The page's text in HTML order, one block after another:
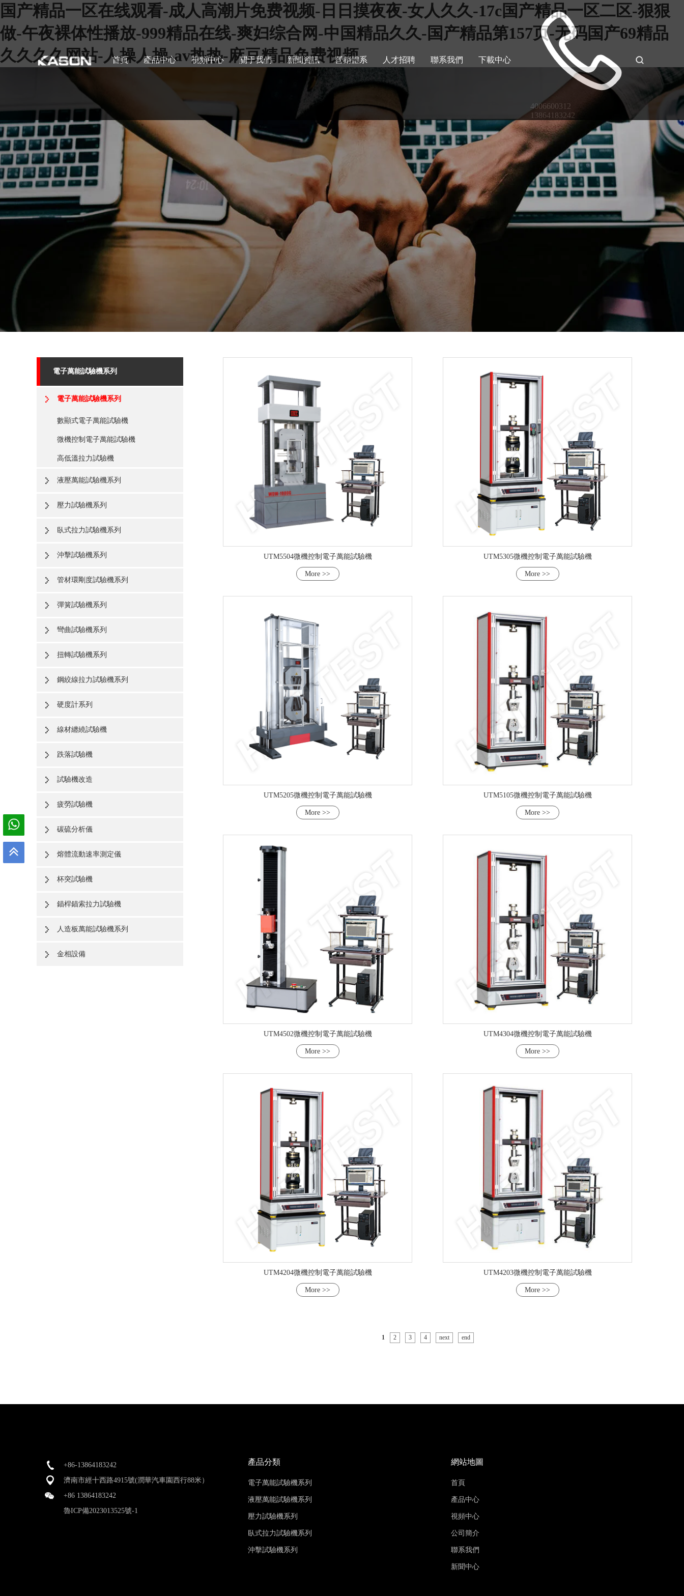
国产精品一区在线观看-成人高潮片免费视频-日日摸夜夜-女人久久-17c国产精品一区二区-狠狠
做-午夜裸体性播放-999精品在线-爽妇综合网-中国精品久久-国产精品第157页-无码国产69精品
久久久久网站-人操人操-av热热-麻豆精品免费视频
首頁 產品中心 視頻中心 關于我們 新聞資訊 營銷體系 人才招聘 聯系我們 下載中心
4006600312
13864183242
電子萬能試驗機系列
電子萬能試驗機系列
數顯式電子萬能試驗機
微機控制電子萬能試驗機
高低溫拉力試驗機
液壓萬能試驗機系列
壓力試驗機系列
臥式拉力試驗機系列
沖擊試驗機系列
管材環剛度試驗機系列
彈簧試驗機系列
彎曲試驗機系列
扭轉試驗機系列
鋼絞線拉力試驗機系列
硬度計系列
線材纏繞試驗機
跌落試驗機
試驗機改造
疲勞試驗機
碳硫分析儀
熔體流動速率測定儀
杯突試驗機
錨桿錨索拉力試驗機
人造板萬能試驗機系列
金相設備
UTM5504微機控制電子萬能試驗機
More >>
UTM5305微機控制電子萬能試驗機
More >>
UTM5205微機控制電子萬能試驗機
More >>
UTM5105微機控制電子萬能試驗機
More >>
UTM4502微機控制電子萬能試驗機
More >>
UTM4304微機控制電子萬能試驗機
More >>
UTM4204微機控制電子萬能試驗機
More >>
UTM4203微機控制電子萬能試驗機
More >>
1 2 3 4 next end
+86-13864183242
濟南市經十西路4915號(潤華汽車園西行88米）
+86 13864183242
魯ICP備2023013525號-1
產品分類
電子萬能試驗機系列
液壓萬能試驗機系列
壓力試驗機系列
臥式拉力試驗機系列
沖擊試驗機系列
網站地圖
首頁
產品中心
視頻中心
公司簡介
聯系我們
新聞中心